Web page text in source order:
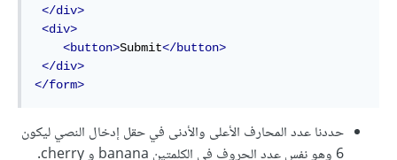
</div>
<div>
<button>Submit</button>
</div>
</form>
حددنا عدد المحارف اﻷعلى واﻷدنى في حقل إدخال النصي ليكون
6 وهو نفس عدد الحروف في الكلمتين banana و cherry.